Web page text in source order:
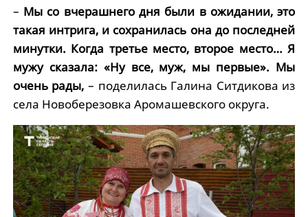
– Мы со вчерашнего дня были в ожидании, это
такая интрига, и сохранилась она до последней
минутки. Когда третье место, второе место… Я
мужу сказала: «Ну все, муж, мы первые». Мы
очень рады, – поделилась Галина Ситдикова из
села Новоберезовка Аромашевского округа.